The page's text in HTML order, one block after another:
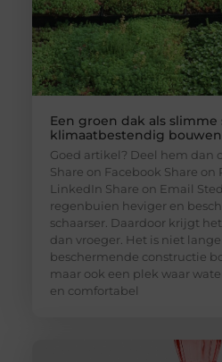
Een groen dak als slimme
klimaatbestendig bouwen
Goed artikel? Deel hem dan
Share on Facebook Share on
LinkedIn Share on Email
regenbuien heviger en
schaarser. Daardoor krijgt
dan vroeger. Het is niet
beschermende constructie
maar ook een plek waar
en comfortabel